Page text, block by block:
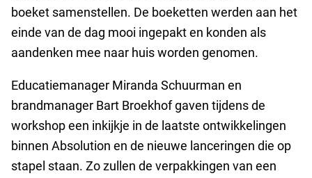
boeket samenstellen. De boeketten werden aan het
einde van de dag mooi ingepakt en konden als
aandenken mee naar huis worden genomen.
Educatiemanager Miranda Schuurman en
brandmanager Bart Broekhof gaven tijdens de
workshop een inkijkje in de laatste ontwikkelingen
binnen Absolution en de nieuwe lanceringen die op
stapel staan. Zo zullen de verpakkingen van een